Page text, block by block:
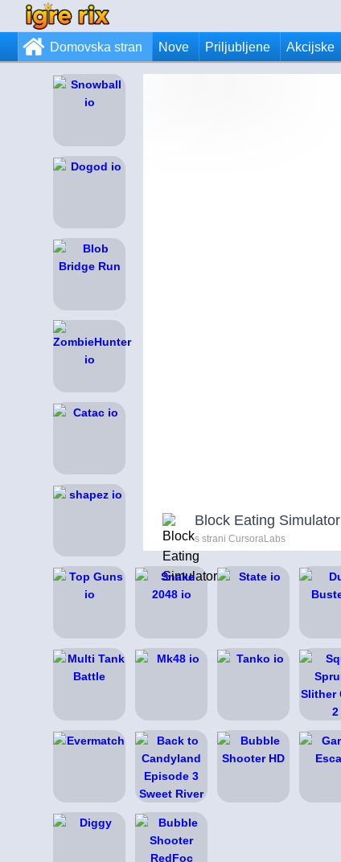
Domovska stran Nove Priljubljene Akcijske
Block Eating Simulator
s strani CursoraLabs